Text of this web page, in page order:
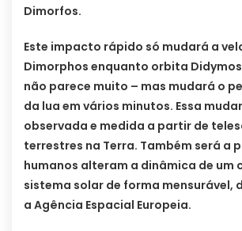
Dimorfos.
Este impacto rápido só mudará a
Dimorphos enquanto orbita Didymos
não parece muito – mas mudará o
da lua em vários minutos. Essa
observada e medida a partir de
terrestres na Terra. Também será a
humanos alteram a dinâmica de um
sistema solar de forma mensurável,
a Agência Espacial Europeia.